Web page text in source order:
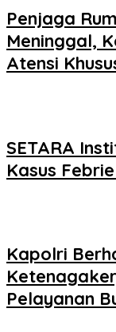
Penjaga
Meninggal,
Atensi
SETARA
Kasus
Kapolri
Pelayanan